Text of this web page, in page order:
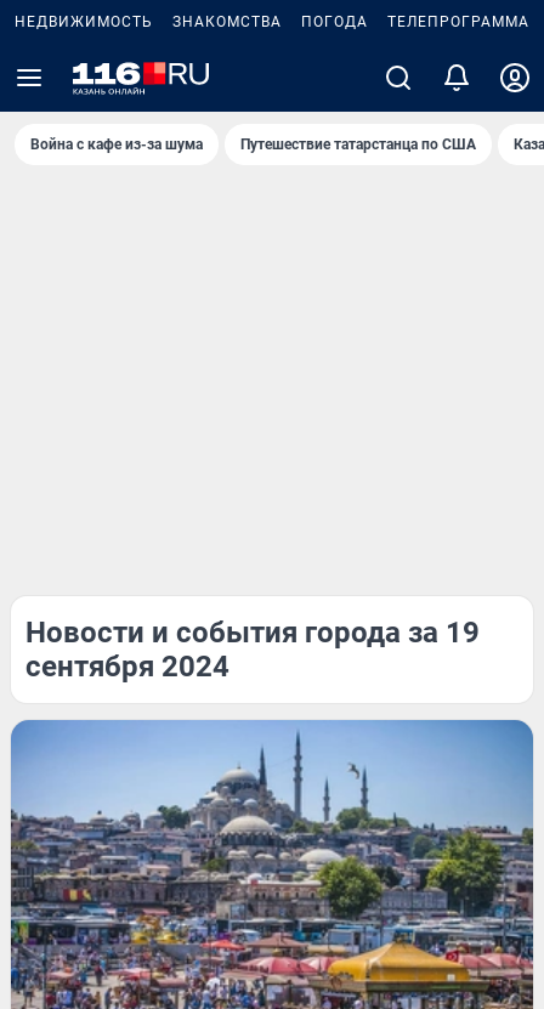
НЕДВИЖИМОСТЬ ЗНАКОМСТВА ПОГОДА ТЕЛЕПРОГРАММА
Война с кафе из-за шума Путешествие татарстанца по США
Новости и события города за 19
сентября 2024